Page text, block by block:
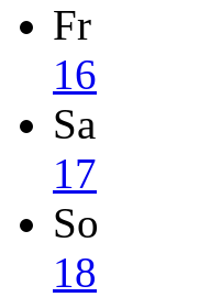
Fr
16
Sa
17
So
18